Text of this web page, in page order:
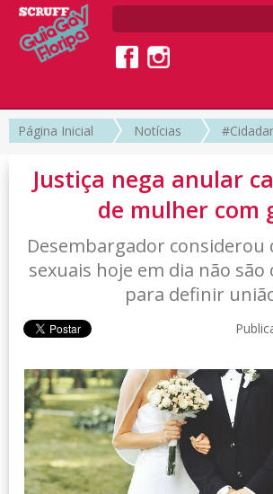
Página Inicial Notícias
Justiça nega anular
de mulher com
Desembargador considerou
sexuais hoje em dia não
para definir